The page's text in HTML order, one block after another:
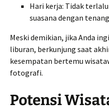
Hari kerja: Tidak
suasana dengan tenang
Meski demikian, jika Anda
liburan, berkunjung saat
kesempatan bertemu
fotografi.
Potensi